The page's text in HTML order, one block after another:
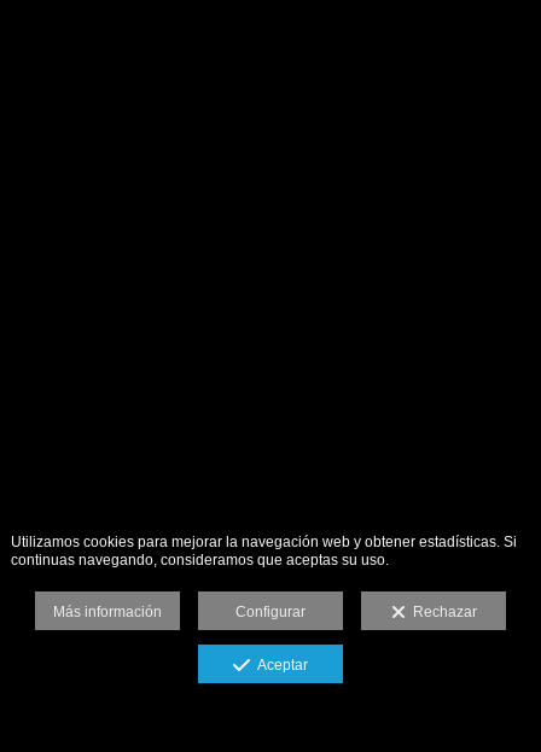
Utilizamos cookies para mejorar la navegación web y obtener estadísticas. Si
continuas navegando, consideramos que aceptas su uso.
Más información Configurar Rechazar
Aceptar